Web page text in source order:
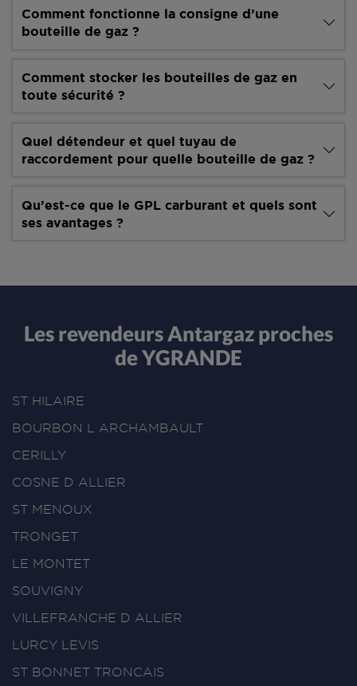
Comment fonctionne la consigne d’une
bouteille de gaz ?
Comment stocker les bouteilles de gaz en
toute sécurité ?
Quel détendeur et quel tuyau de
raccordement pour quelle bouteille de gaz ?
Qu’est-ce que le GPL carburant et quels sont
ses avantages ?
Les revendeurs Antargaz proches
de YGRANDE
ST HILAIRE
BOURBON L ARCHAMBAULT
CERILLY
COSNE D ALLIER
ST MENOUX
TRONGET
LE MONTET
SOUVIGNY
VILLEFRANCHE D ALLIER
LURCY LEVIS
ST BONNET TRONCAIS